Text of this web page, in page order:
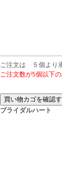
ご注文は
５個より
ご注文数が5個以下
ブライダルハート